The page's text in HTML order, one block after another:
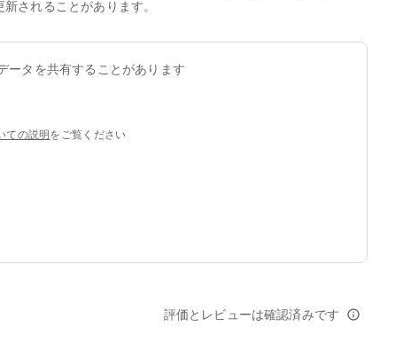
されることがあります。
ータを共有することがあります
ての説明 をご覧ください
評価とレビューは確認済みです info_outline